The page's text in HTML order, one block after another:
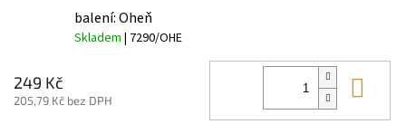
balení: Oheň
Skladem | 7290/OHE
249 Kč
205,79 Kč bez DPH